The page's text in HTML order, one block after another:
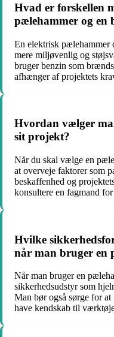
Hvad er forskellen
pælehammer og en
En elektrisk pælehammer
mere miljøvenlig og
bruger benzin som
afhænger af projektets
Hvordan vælger
sit projekt?
Når du skal vælge en
at overveje faktorer som
beskaffenhed og
konsultere en fagmand
Hvilke
når man bruger en
Når man bruger en
sikkerhedsudstyr som
Man bør også sørge for
have kendskab til